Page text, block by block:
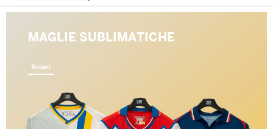
Saldi
Scopri
MAGLIE SUBLIMATICHE
Scopri
OUTDOOR
Nuovo Parka in softshell